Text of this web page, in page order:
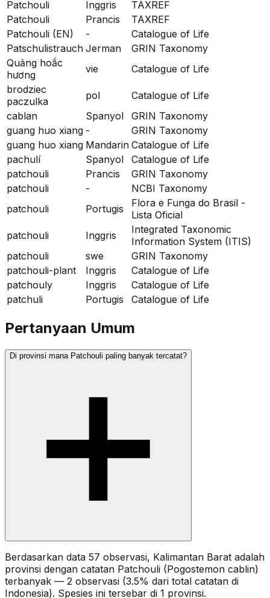
Patchouli Inggris
TAXREF
Patchouli
Prancis
TAXREF
Patchouli (EN)
-
Catalogue of Life
Patschulistrauch Jerman
GRIN Taxonomy
Quảng hoắc
hương
vie
Catalogue of Life
brodziec
paczulka
pol
Catalogue of Life
cablan
Spanyol
GRIN Taxonomy
guang huo xiang -
GRIN Taxonomy
guang huo xiang Mandarin Catalogue of Life
pachulí
Spanyol
Catalogue of Life
patchouli
Prancis
GRIN Taxonomy
patchouli
-
NCBI Taxonomy
patchouli
Portugis
Flora e Funga do Brasil -
Lista Oficial
patchouli
Inggris
Integrated Taxonomic
Information System (ITIS)
patchouli
swe
GRIN Taxonomy
patchouli-plant
Inggris
Catalogue of Life
patchouly
Inggris
Catalogue of Life
patchuli
Portugis Catalogue of Life
Pertanyaan Umum
Di provinsi mana Patchouli paling banyak tercatat?
Berdasarkan data 57 observasi, Kalimantan Barat adalah
provinsi dengan catatan Patchouli (Pogostemon cablin)
terbanyak — 2 observasi (3.5% dari total catatan di
Indonesia). Spesies ini tersebar di 1 provinsi.